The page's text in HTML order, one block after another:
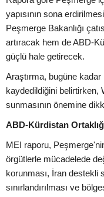
yapısının sona
Peşmerge Bakanlığı
artıracak hem de ABD-
güçlü hale getirecek.
Araştırma, bugüne kadar
kaydedildiğini belirtirken,
sunmasının önemine
ABD-Kürdistan
MEI raporu,
örgütlerle mücadelede
korunması, İran destekli
sınırlandırılması ve